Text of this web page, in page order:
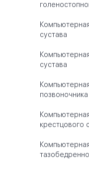
сустава
сустава
позвоночника
крестцового